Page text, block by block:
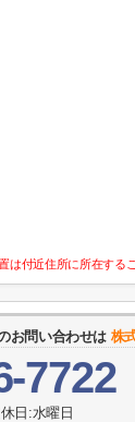
付近住所に所在する
お問い合わせは 株
7722
日:水曜日